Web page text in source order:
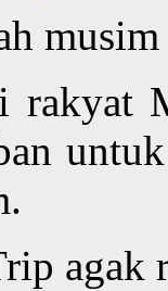
rakyat
agak